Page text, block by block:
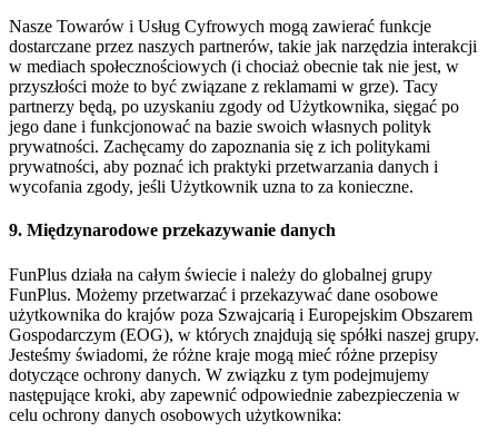
Nasze Towarów i Usług Cyfrowych mogą zawierać funkcje
dostarczane przez naszych partnerów, takie jak narzędzia interakcji
w mediach społecznościowych (i chociaż obecnie tak nie jest, w
przyszłości może to być związane z reklamami w grze). Tacy
partnerzy będą, po uzyskaniu zgody od Użytkownika, sięgać po
jego dane i funkcjonować na bazie swoich własnych polityk
prywatności. Zachęcamy do zapoznania się z ich politykami
prywatności, aby poznać ich praktyki przetwarzania danych i
wycofania zgody, jeśli Użytkownik uzna to za konieczne.
9. Międzynarodowe przekazywanie danych
FunPlus działa na całym świecie i należy do globalnej grupy
FunPlus. Możemy przetwarzać i przekazywać dane osobowe
użytkownika do krajów poza Szwajcarią i Europejskim Obszarem
Gospodarczym (EOG), w których znajdują się spółki naszej grupy.
Jesteśmy świadomi, że różne kraje mogą mieć różne przepisy
dotyczące ochrony danych. W związku z tym podejmujemy
następujące kroki, aby zapewnić odpowiednie zabezpieczenia w
celu ochrony danych osobowych użytkownika: